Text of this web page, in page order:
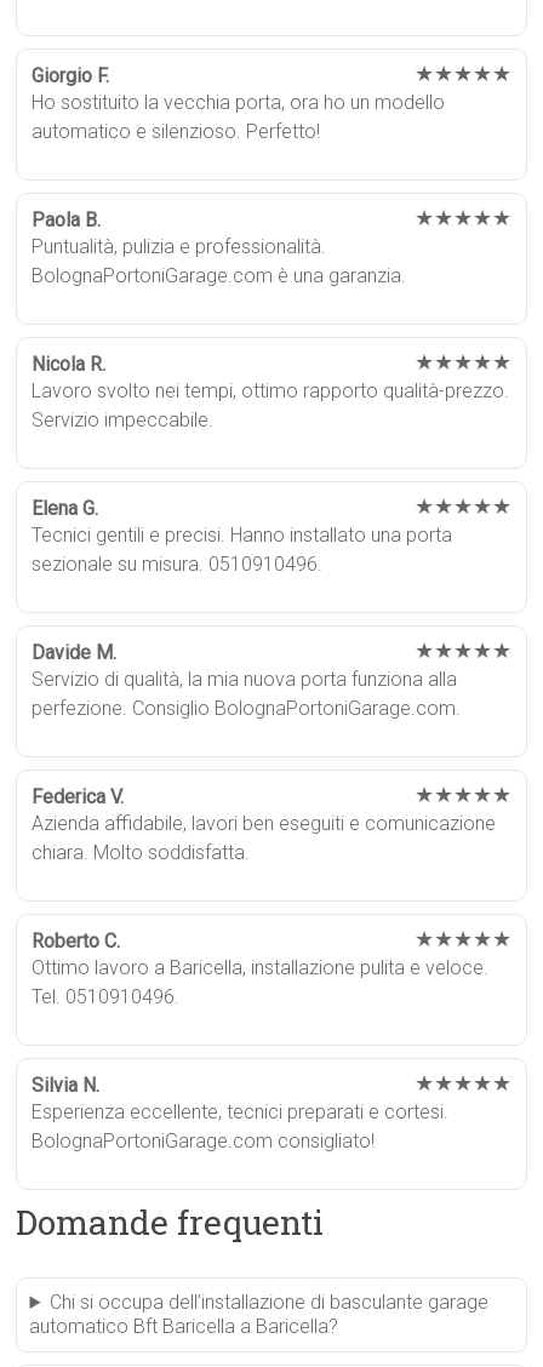
Giorgio F. ★★★★★
Ho sostituito la vecchia porta, ora ho un modello
automatico e silenzioso. Perfetto!
Paola B. ★★★★★
Puntualità, pulizia e professionalità.
BolognaPortoniGarage.com è una garanzia.
Nicola R. ★★★★★
Lavoro svolto nei tempi, ottimo rapporto qualità-prezzo.
Servizio impeccabile.
Elena G. ★★★★★
Tecnici gentili e precisi. Hanno installato una porta
sezionale su misura. 0510910496.
Davide M. ★★★★★
Servizio di qualità, la mia nuova porta funziona alla
perfezione. Consiglio BolognaPortoniGarage.com.
Federica V. ★★★★★
Azienda affidabile, lavori ben eseguiti e comunicazione
chiara. Molto soddisfatta.
Roberto C. ★★★★★
Ottimo lavoro a Baricella, installazione pulita e veloce.
Tel. 0510910496.
Silvia N. ★★★★★
Esperienza eccellente, tecnici preparati e cortesi.
BolognaPortoniGarage.com consigliato!
Domande frequenti
Chi si occupa dell’installazione di basculante garage
automatico Bft Baricella a Baricella?